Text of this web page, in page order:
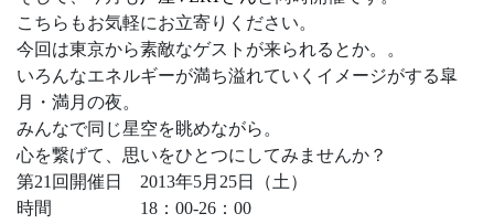
こちらもお気軽にお立寄りください。
今回は東京から素敵なゲストが来られるとか。。
いろんなエネルギーが満ち溢れていくイメージがする皐
月・満月の夜。
みんなで同じ星空を眺めながら。
心を繋げて、思いをひとつにしてみませんか？
第21回開催日 2013年5月25日（土）
時間 18：00-26：00